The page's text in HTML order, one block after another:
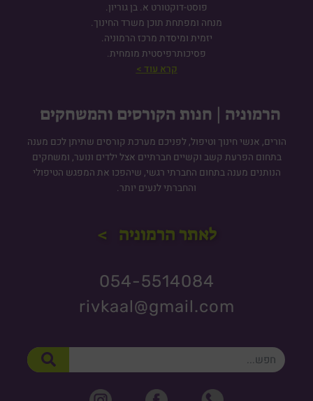
פוסט-דוקטורט א. בן גוריון.
מנחה ומפתחת תוכן משרד החינוך.
יזמית ומיסדת מרכז הרמוניה.
פסיכותרפיסטית מומחית.
קרא עוד >
הרמוניה | חנות הקורסים והמשחקים
הורים, אנשי חינוך וטיפול, לפניכם מערכת קורסים שתיתן לכם מענה
בתחום הפרעת קשב וקשיים חברתיים אצל ילדים ונוער, ומשחקים
הנותנים מענה בתחום החברתי רגשי, שיהפכו את המפגש הטיפולי
והחברתי לנעים יותר.
לאתר הרמוניה >
054-5514084
rivkaal@gmail.com
חיפוש